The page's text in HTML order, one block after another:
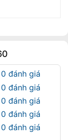
0 đánh giá
0 đánh giá
0 đánh giá
0 đánh giá
0 đánh giá